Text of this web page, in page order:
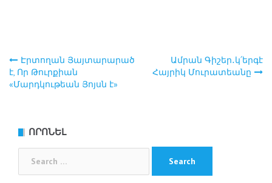
Post
Էրտողան Յայտարարած
է, Որ Թուրքիան
«Մարդկութեան Յոյսն է»
Ամրան Գիշեր․կ՛երգէ
Հայրիկ Մուրատեանը
ՈՐՈՆԵԼ